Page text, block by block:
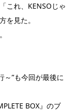
これ、KENSOじゃ
を見た。
～”も今回が最後に
BOX』のブ